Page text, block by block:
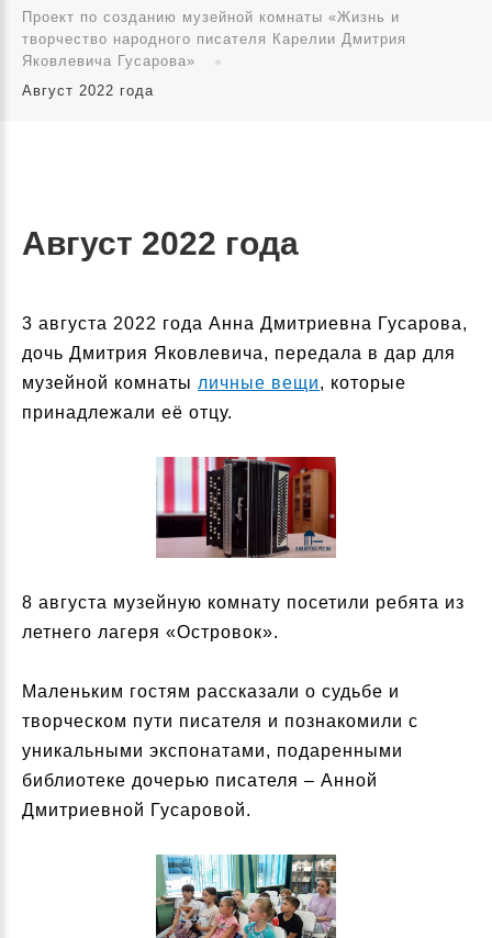
Проект по созданию музейной комнаты «Жизнь и
творчество народного писателя Карелии Дмитрия
Яковлевича Гусарова»
Август 2022 года
Август 2022 года
3 августа 2022 года Анна Дмитриевна Гусарова,
дочь Дмитрия Яковлевича, передала в дар для
музейной комнаты личные вещи, которые
принадлежали её отцу.
8 августа музейную комнату посетили ребята из
летнего лагеря «Островок».
Маленьким гостям рассказали о судьбе и
творческом пути писателя и познакомили с
уникальными экспонатами, подаренными
библиотеке дочерью писателя – Анной
Дмитриевной Гусаровой.